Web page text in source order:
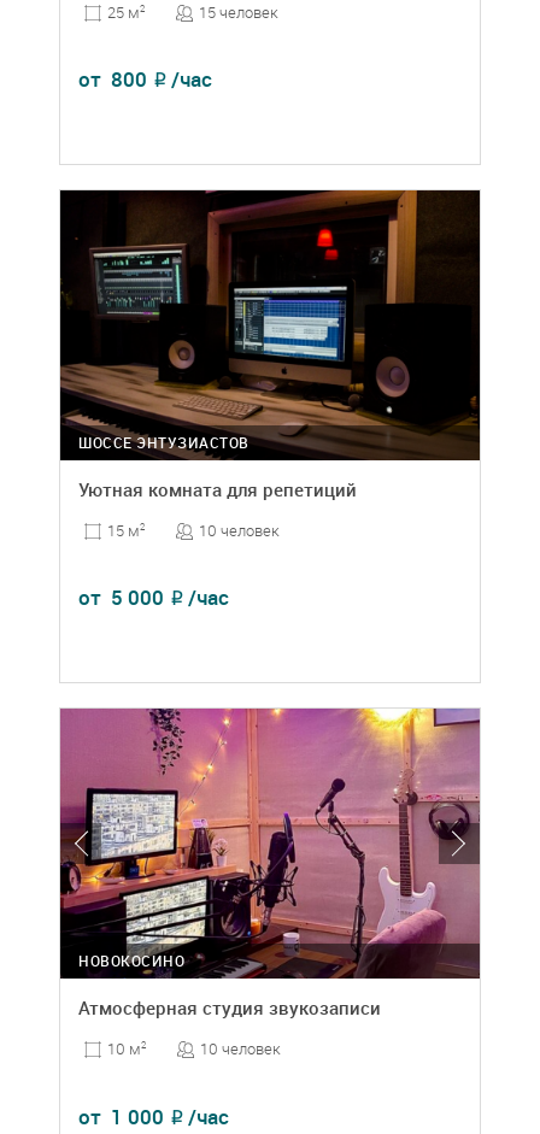
25 м2 15 человек
от 800 ₽ /час
ШОССЕ ЭНТУЗИАСТОВ
Уютная комната для репетиций
15 м2 10 человек
от 5 000 ₽ /час
НОВОКОСИНО
Атмосферная студия звукозаписи
10 м2 10 человек
от 1 000 ₽ /час